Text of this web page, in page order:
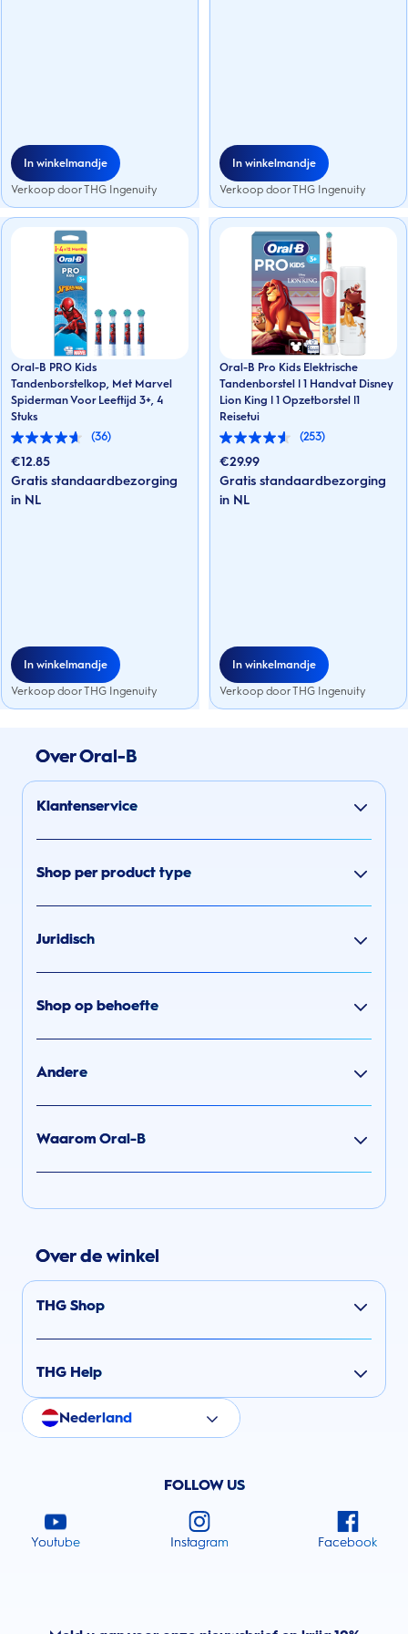
In winkelmandje
Verkoop door THG Ingenuity
In winkelmandje
Verkoop door THG Ingenuity
Oral-B PRO Kids
Tandenborstelkop, Met Marvel
Spiderman Voor Leeftijd 3+, 4
Stuks
(36)
4.6
van
5
sterren.
€12.85
Gratis standaardbezorging
in NL
In winkelmandje
Verkoop door THG Ingenuity
Oral-B Pro Kids Elektrische
Tandenborstel | 1 Handvat Disney
Lion King | 1 Opzetborstel |1
Reisetui
(253)
4.5
van
5
sterren.
€29.99
Gratis standaardbezorging
in NL
In winkelmandje
Verkoop door THG Ingenuity
Over Oral-B
Klantenservice
Shop per product type
Juridisch
Shop op behoefte
Andere
Waarom Oral-B
Over de winkel
THG Shop
THG Help
Nederland
FOLLOW US
Youtube Instagram Facebook